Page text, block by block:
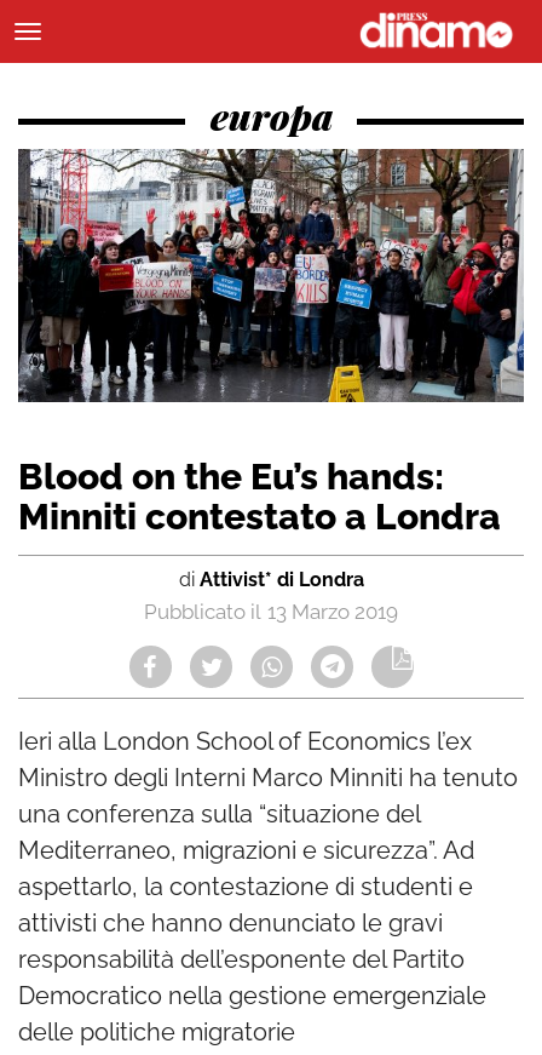
europa
Blood on the Eu’s hands:
Minniti contestato a Londra
di Attivist* di Londra
13 Marzo 2019
Ieri alla London School of Economics l’ex
Ministro degli Interni Marco Minniti ha tenuto
una conferenza sulla “situazione del
Mediterraneo, migrazioni e sicurezza”. Ad
aspettarlo, la contestazione di studenti e
attivisti che hanno denunciato le gravi
responsabilità dell’esponente del Partito
Democratico nella gestione emergenziale
delle politiche migratorie